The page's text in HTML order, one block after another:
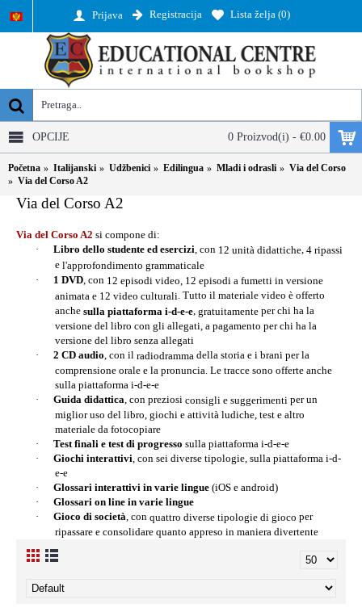
Prijava Registracija Lista želja (0)
0 Proizvod(i) - €0.00
OPCIJE
Početna Italijanski Udžbenici Edilingua Mladi i odrasli
Via del Corso
Via del Corso A2
Via del Corso A2
Via del Corso A2 si compone di:
·
Libro dello studente ed esercizi, con 12 unità didattiche, 4 ripassi
e l'approfondimento grammaticale
·
1 DVD, con 12 episodi video, 12 episodi a fumetti in versione
animata e 12 video culturali. Tutto il materiale video è offerto
anche sulla piattaforma i-d-e-e, gratuitamente per chi ha la
versione del libro con gli allegati, a pagamento per chi ha la
versione del libro senza allegati
·
2 CD audio, con il radiodramma della storia e i brani per la
comprensione orale e la pronuncia. Le tracce sono offerte anche
sulla piattaforma i-d-e-e
·
Guida didattica, con preziosi consigli e suggerimenti per un
miglior uso del libro, giochi e attività ludiche, test e altro
materiale da fotocopiare
·
Test finali e test di progresso sulla piattaforma i-d-e-e
·
Giochi interattivi, con sei diverse tipologie, sulla piattaforma i-d-
e-e
·
Glossari interattivi in varie lingue (iOS e android)
·
Glossari on line in varie lingue
·
Gioco di società, con quattro diverse tipologie di gioco per
ripassare e consolidare quanto appreso in maniera divertente